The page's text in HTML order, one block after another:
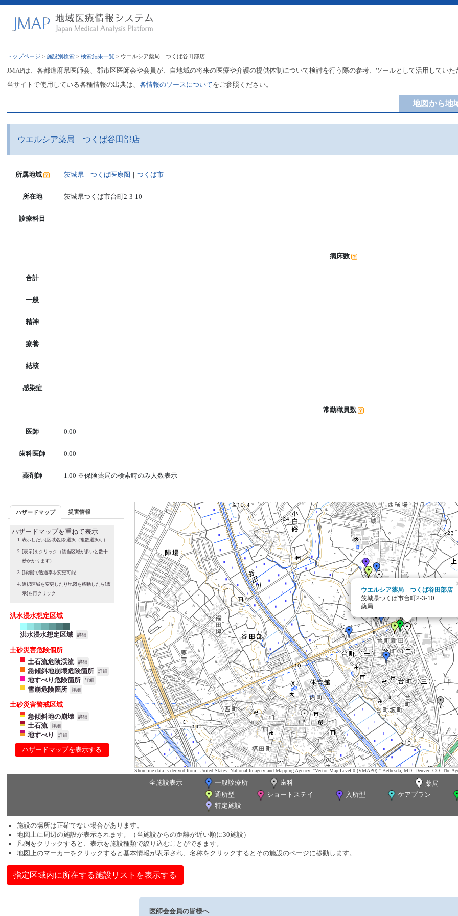
トップページ >施設別検索 >検索結果一覧 > ウエルシア薬局 つくば谷田部店
JMAPは、各都道府県医師会、郡市区医師会や会員が、自地域の将来の医療や介護の提供体制について検討を行う際の参考、ツールとして活用してい
当サイトで使用している各種情報の出典は、各情報のソースについてをご参照ください。
地図から地
ウエルシア薬局 つくば谷田部店
所属地域 茨城県 ｜つくば医療圏 ｜つくば市
所在地 茨城県つくば市台町2-3-10
診療科目
病床数
合計
一般
精神
療養
結核
感染症
常勤職員数
医師 0.00
歯科医師 0.00
薬剤師 1.00 ※保険薬局の検索時のみ人数表示
ハザードマップ 災害情報
ハザードマップを重ねて表示
表示したい[区域名]を選択（複数選択可）
[表示]をクリック（該当区域が多いと数十
秒かかります）
[詳細]で透過率を変更可能
選択区域を変更したり地図を移動したら[表
示]を再クリック
洪水浸水想定区域
洪水浸水想定区域 詳細
土砂災害危険個所
土石流危険渓流
詳細
急傾斜地崩壊危険箇所 詳細
地すべり危険箇所 詳細
雪崩危険箇所 詳細
土砂災害警戒区域
急傾斜地の崩壊
詳細
土石流 詳細
地すべり 詳細
ハザードマップを表示する
ウエルシア薬局 つくば谷田部店
茨城県つくば市台町2-3-10
薬局
Shoreline data is derived from: United States. National Imagery and Mapping Agency. "Vector Map Level 0 (VMAP0)." Bethesda, MD: Denver, CO: The
全施設表示 一般診療所 歯科
薬局
通所型
ショートステイ 入所型
ケアプラン
特定施設
施設の場所は正確でない場合があります。
地図上に周辺の施設が表示されます。（当施設からの距離が近い順に30施設）
凡例をクリックすると、表示を施設種類で絞り込むことができます。
地図上のマーカーをクリックすると基本情報が表示され、名称をクリックするとその施設のページに移動します。
指定区域内に所在する施設リストを表示する
医師会会員の皆様へ